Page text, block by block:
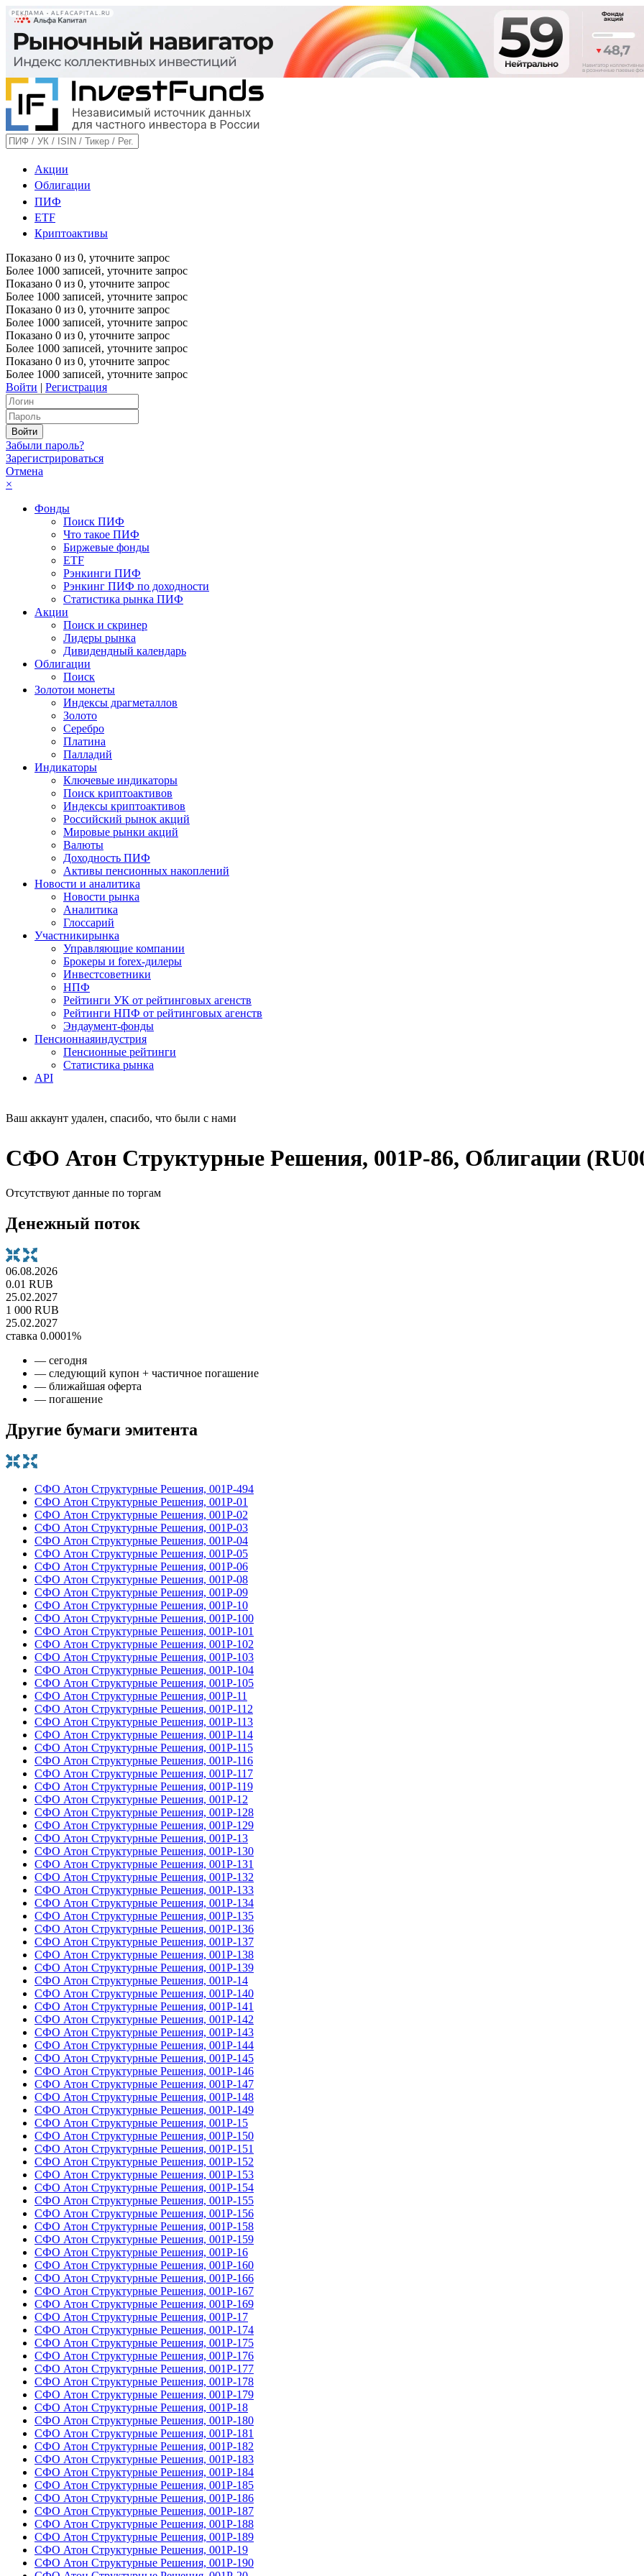
РЕКЛАМА • ALFACAPITAL.RU
Акции
Облигации
ПИФ
ETF
Криптоактивы
Показано 0 из 0, уточните запрос
Более 1000 записей, уточните запрос
Показано 0 из 0, уточните запрос
Более 1000 записей, уточните запрос
Показано 0 из 0, уточните запрос
Более 1000 записей, уточните запрос
Показано 0 из 0, уточните запрос
Более 1000 записей, уточните запрос
Показано 0 из 0, уточните запрос
Более 1000 записей, уточните запрос
Войти | Регистрация
Забыли пароль?
Зарегистрироваться
Отмена
×
Фонды
Поиск ПИФ
Что такое ПИФ
Биржевые фонды
ETF
Рэнкинги ПИФ
Рэнкинг ПИФ по доходности
Статистика рынка ПИФ
Акции
Поиск и скринер
Лидеры рынка
Дивидендный календарь
Облигации
Поиск
Золотои монеты
Индексы драгметаллов
Золото
Серебро
Платина
Палладий
Индикаторы
Ключевые индикаторы
Поиск криптоактивов
Индексы криптоактивов
Российский рынок акций
Мировые рынки акций
Валюты
Доходность ПИФ
Активы пенсионных накоплений
Новости и аналитика
Новости рынка
Аналитика
Глоссарий
Участникирынка
Управляющие компании
Брокеры и forex-дилеры
Инвестсоветники
НПФ
Рейтинги УК от рейтинговых агенств
Рейтинги НПФ от рейтинговых агенств
Эндаумент-фонды
Пенсионнаяиндустрия
Пенсионные рейтинги
Статистика рынка
API
Ваш аккаунт удален, спасибо, что были с нами
СФО Атон Структурные Решения, 001Р-86, Облигации
Отсутствуют данные по торгам
Денежный поток
06.08.2026
0.01 RUB
25.02.2027
1 000 RUB
25.02.2027
ставка 0.0001%
— сегодня
— следующий купон + частичное погашение
— ближайшая оферта
— погашение
Другие бумаги эмитента
СФО Атон Структурные Решения, 001P-494
СФО Атон Структурные Решения, 001Р-01
СФО Атон Структурные Решения, 001Р-02
СФО Атон Структурные Решения, 001Р-03
СФО Атон Структурные Решения, 001Р-04
СФО Атон Структурные Решения, 001Р-05
СФО Атон Структурные Решения, 001Р-06
СФО Атон Структурные Решения, 001Р-08
СФО Атон Структурные Решения, 001Р-09
СФО Атон Структурные Решения, 001Р-10
СФО Атон Структурные Решения, 001Р-100
СФО Атон Структурные Решения, 001Р-101
СФО Атон Структурные Решения, 001Р-102
СФО Атон Структурные Решения, 001Р-103
СФО Атон Структурные Решения, 001Р-104
СФО Атон Структурные Решения, 001Р-105
СФО Атон Структурные Решения, 001Р-11
СФО Атон Структурные Решения, 001Р-112
СФО Атон Структурные Решения, 001Р-113
СФО Атон Структурные Решения, 001Р-114
СФО Атон Структурные Решения, 001Р-115
СФО Атон Структурные Решения, 001Р-116
СФО Атон Структурные Решения, 001Р-117
СФО Атон Структурные Решения, 001Р-119
СФО Атон Структурные Решения, 001Р-12
СФО Атон Структурные Решения, 001Р-128
СФО Атон Структурные Решения, 001Р-129
СФО Атон Структурные Решения, 001Р-13
СФО Атон Структурные Решения, 001Р-130
СФО Атон Структурные Решения, 001Р-131
СФО Атон Структурные Решения, 001Р-132
СФО Атон Структурные Решения, 001Р-133
СФО Атон Структурные Решения, 001Р-134
СФО Атон Структурные Решения, 001Р-135
СФО Атон Структурные Решения, 001Р-136
СФО Атон Структурные Решения, 001Р-137
СФО Атон Структурные Решения, 001Р-138
СФО Атон Структурные Решения, 001Р-139
СФО Атон Структурные Решения, 001Р-14
СФО Атон Структурные Решения, 001Р-140
СФО Атон Структурные Решения, 001Р-141
СФО Атон Структурные Решения, 001Р-142
СФО Атон Структурные Решения, 001Р-143
СФО Атон Структурные Решения, 001Р-144
СФО Атон Структурные Решения, 001Р-145
СФО Атон Структурные Решения, 001Р-146
СФО Атон Структурные Решения, 001Р-147
СФО Атон Структурные Решения, 001Р-148
СФО Атон Структурные Решения, 001Р-149
СФО Атон Структурные Решения, 001Р-15
СФО Атон Структурные Решения, 001Р-150
СФО Атон Структурные Решения, 001Р-151
СФО Атон Структурные Решения, 001Р-152
СФО Атон Структурные Решения, 001Р-153
СФО Атон Структурные Решения, 001Р-154
СФО Атон Структурные Решения, 001Р-155
СФО Атон Структурные Решения, 001Р-156
СФО Атон Структурные Решения, 001Р-158
СФО Атон Структурные Решения, 001Р-159
СФО Атон Структурные Решения, 001Р-16
СФО Атон Структурные Решения, 001Р-160
СФО Атон Структурные Решения, 001Р-166
СФО Атон Структурные Решения, 001Р-167
СФО Атон Структурные Решения, 001Р-169
СФО Атон Структурные Решения, 001Р-17
СФО Атон Структурные Решения, 001Р-174
СФО Атон Структурные Решения, 001Р-175
СФО Атон Структурные Решения, 001Р-176
СФО Атон Структурные Решения, 001Р-177
СФО Атон Структурные Решения, 001Р-178
СФО Атон Структурные Решения, 001Р-179
СФО Атон Структурные Решения, 001Р-18
СФО Атон Структурные Решения, 001Р-180
СФО Атон Структурные Решения, 001Р-181
СФО Атон Структурные Решения, 001Р-182
СФО Атон Структурные Решения, 001Р-183
СФО Атон Структурные Решения, 001Р-184
СФО Атон Структурные Решения, 001Р-185
СФО Атон Структурные Решения, 001Р-186
СФО Атон Структурные Решения, 001Р-187
СФО Атон Структурные Решения, 001Р-188
СФО Атон Структурные Решения, 001Р-189
СФО Атон Структурные Решения, 001Р-19
СФО Атон Структурные Решения, 001Р-190